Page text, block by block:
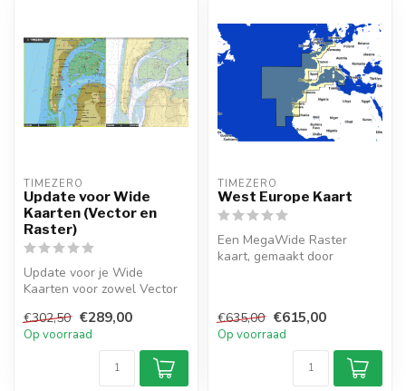
TIMEZERO
Update voor Wide
Kaarten (Vector en
Raster)
Update voor je Wide
Kaarten voor zowel Vector
gemaakt d...
€302,50 €289,00
Op voorraad
TIMEZERO
West Europe Kaart
Een MegaWide Raster
kaart, gemaakt door
€635,00 €615,00
Op voorraad